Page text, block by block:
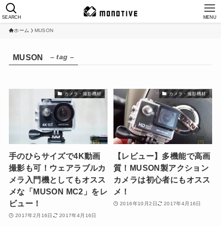
SEARCH MENU
ホーム MUSON
MUSON – tag –
カメラ・撮影機材
手のひらサイズで4K動画
撮影も可！ウェアラブルカ
メラ入門機としてもオスス
メな「MUSON MC2」をレ
ビュー！
2017年2月16日 2017年4月16日
カメラ・撮影機材
【レビュー】多機能で高画
質！MUSON製アクション
カメラは初心者にもオスス
メ！
2016年10月2日 2017年4月16日